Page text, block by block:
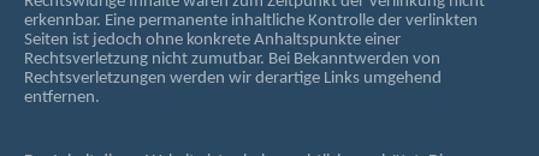
erkennbar. Eine permanente inhaltliche Kontrolle der verlinkten
Seiten ist jedoch ohne konkrete Anhaltspunkte einer
Rechtsverletzung nicht zumutbar. Bei Bekanntwerden von
Rechtsverletzungen werden wir derartige Links umgehend
entfernen.